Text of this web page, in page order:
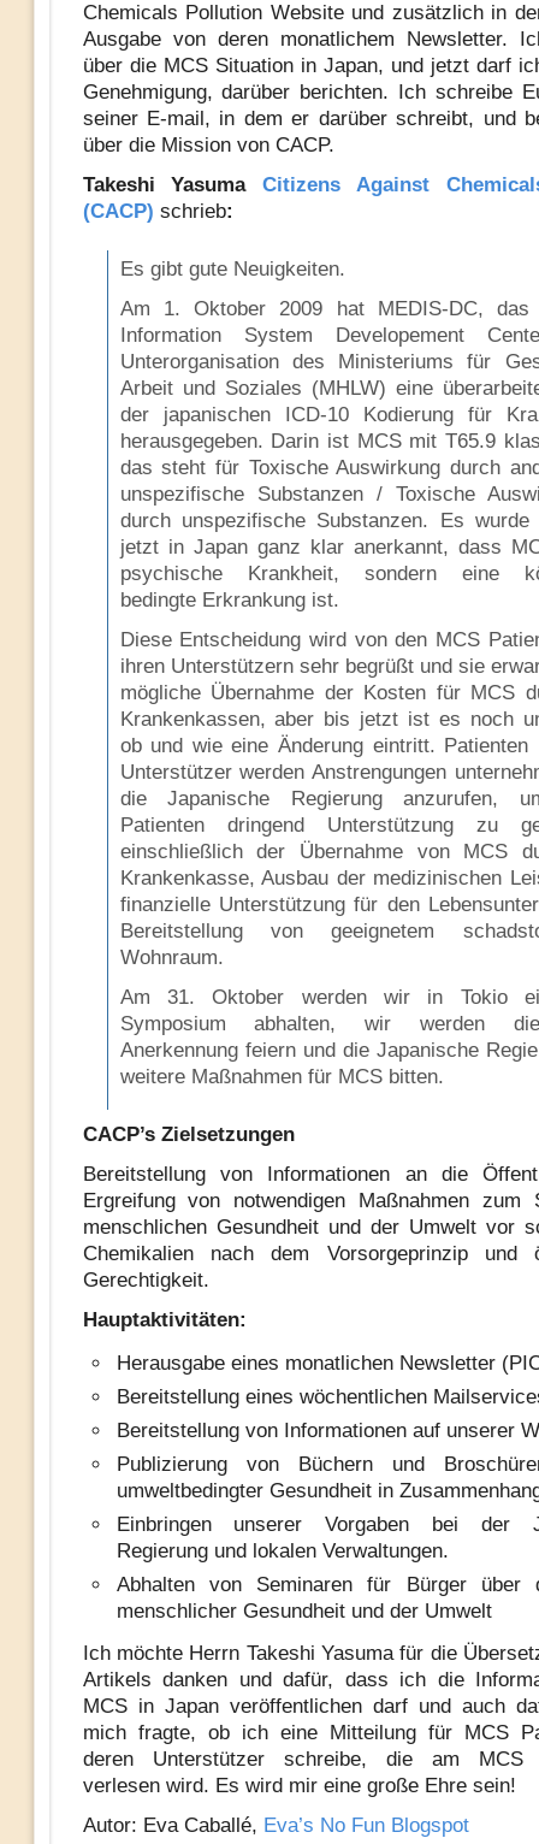
Chemicals Pollution Website und zusätzlich in
Ausgabe von deren monatlichem Newsletter.
über die MCS Situation in Japan, und jetzt darf
Genehmigung, darüber berichten. Ich schreibe
seiner E-mail, in dem er darüber schreibt, und
über die Mission von CACP.
Takeshi YasumaCitizens Against
(CACP) schrieb:
Es gibt gute Neuigkeiten.
Am 1. Oktober 2009 hat MEDIS-DC, das
Information System Developement
Unterorganisation des Ministeriums für
Arbeit und Soziales (MHLW) eine
der japanischen ICD-10 Kodierung für
herausgegeben. Darin ist MCS mit T65.9
das steht für Toxische Auswirkung durch
unspezifische Substanzen / Toxische
durch unspezifische Substanzen. Es wurde
jetzt in Japan ganz klar anerkannt, dass
psychische Krankheit, sondern eine
bedingte Erkrankung ist.
Diese Entscheidung wird von den MCS
ihren Unterstützern sehr begrüßt und sie
mögliche Übernahme der Kosten für MCS
Krankenkassen, aber bis jetzt ist es noch
ob und wie eine Änderung eintritt. Patienten
Unterstützer werden Anstrengungen
die Japanische Regierung anzurufen,
Patienten dringend Unterstützung zu
einschließlich der Übernahme von MCS
Krankenkasse, Ausbau der medizinischen
finanzielle Unterstützung für den
Bereitstellung von geeignetem
Wohnraum.
Am 31. Oktober werden wir in Tokio
Symposium abhalten, wir werden
Anerkennung feiern und die Japanische
weitere Maßnahmen für MCS bitten.
CACP’s Zielsetzungen
Bereitstellung von Informationen an die
Ergreifung von notwendigen Maßnahmen zum
menschlichen Gesundheit und der Umwelt vor
Chemikalien nach dem Vorsorgeprinzip und
Gerechtigkeit.
Hauptaktivitäten:
Herausgabe eines monatlichen Newsletter
Bereitstellung eines wöchentlichen
Bereitstellung von Informationen auf unserer
Publizierung von Büchern und
umweltbedingter Gesundheit in
Einbringen unserer Vorgaben bei der
Regierung und lokalen Verwaltungen.
Abhalten von Seminaren für Bürger über
menschlicher Gesundheit und der Umwelt
Ich möchte Herrn Takeshi Yasuma für die
Artikels danken und dafür, dass ich die
MCS in Japan veröffentlichen darf und auch
mich fragte, ob ich eine Mitteilung für MCS
deren Unterstützer schreibe, die am MCS
verlesen wird. Es wird mir eine große Ehre sein!
Autor: Eva Caballé, Eva’s No Fun Blogspot